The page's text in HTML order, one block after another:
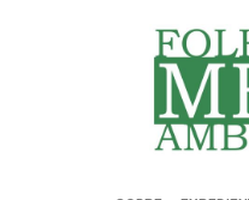
Folha